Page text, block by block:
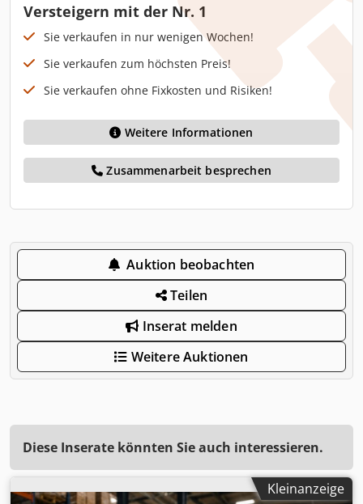
Versteigern mit der Nr. 1
Sie verkaufen in nur wenigen Wochen!
Sie verkaufen zum höchsten Preis!
Sie verkaufen ohne Fixkosten und Risiken!
Weitere Informationen
Zusammenarbeit besprechen
Auktion beobachten
Teilen
Inserat melden
Weitere Auktionen
Diese Inserate könnten Sie auch interessieren.
Kleinanzeige